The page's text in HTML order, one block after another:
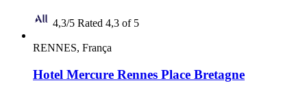
4,3/5 Rated 4,3 of 5
RENNES, França
Hotel Mercure Rennes Place Bretagne